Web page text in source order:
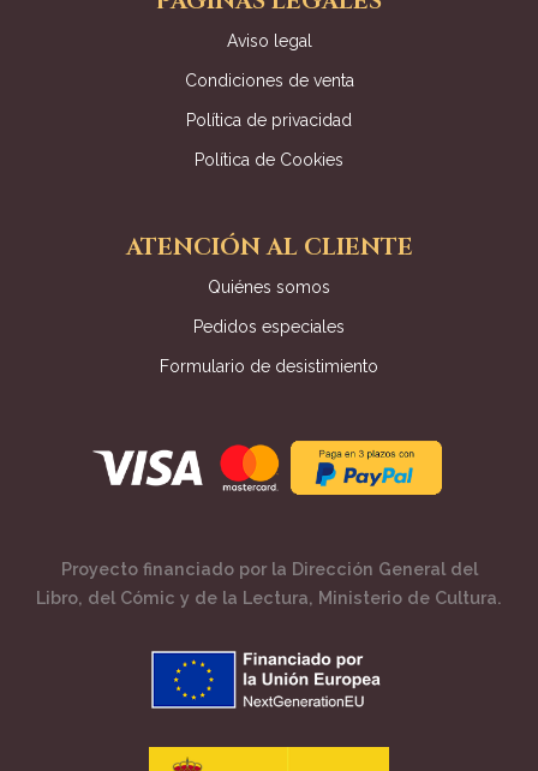
Aviso legal
Condiciones de venta
Política de privacidad
Política de Cookies
ATENCIÓN AL CLIENTE
Quiénes somos
Pedidos especiales
Formulario de desistimiento
Proyecto financiado por la Dirección General del
Libro, del Cómic y de la Lectura, Ministerio de Cultura.